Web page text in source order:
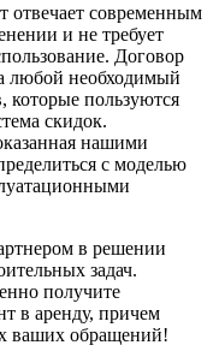
отвечает современным
и не требует
Договор
любой необходимый
которые пользуются
скидок.
нашими
с моделью
в решении
задач.
получите
в аренду, причем
ваших обращений!